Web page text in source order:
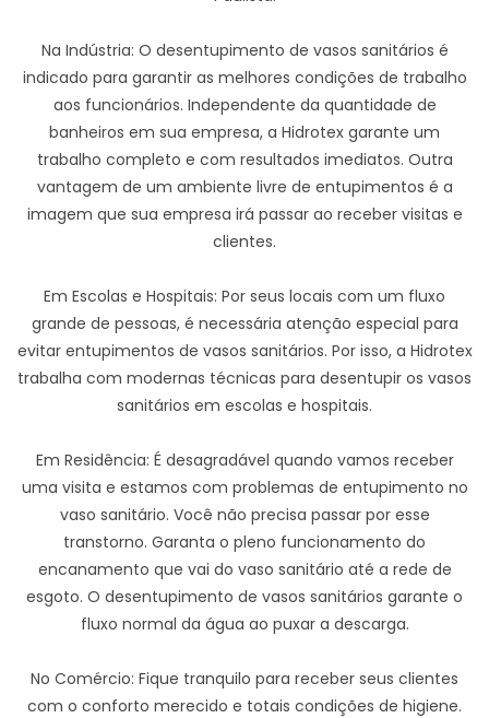
Na Indústria: O desentupimento de vasos sanitários é
indicado para garantir as melhores condições de trabalho
aos funcionários. Independente da quantidade de
banheiros em sua empresa, a Hidrotex garante um
trabalho completo e com resultados imediatos. Outra
vantagem de um ambiente livre de entupimentos é a
imagem que sua empresa irá passar ao receber visitas e
clientes.
Em Escolas e Hospitais: Por seus locais com um fluxo
grande de pessoas, é necessária atenção especial para
evitar entupimentos de vasos sanitários. Por isso, a Hidrotex
trabalha com modernas técnicas para desentupir os vasos
sanitários em escolas e hospitais.
Em Residência: É desagradável quando vamos receber
uma visita e estamos com problemas de entupimento no
vaso sanitário. Você não precisa passar por esse
transtorno. Garanta o pleno funcionamento do
encanamento que vai do vaso sanitário até a rede de
esgoto. O desentupimento de vasos sanitários garante o
fluxo normal da água ao puxar a descarga.
No Comércio: Fique tranquilo para receber seus clientes
com o conforto merecido e totais condições de higiene.